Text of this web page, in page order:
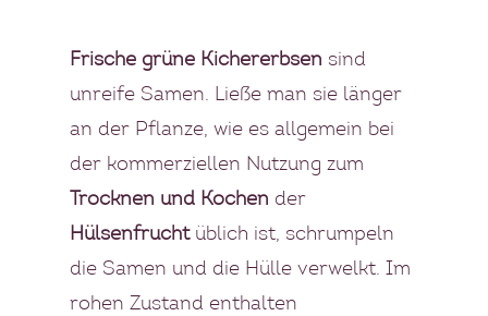
Frische grüne Kichererbsen sind
unreife Samen. Ließe man sie länger
an der Pflanze, wie es allgemein bei
der kommerziellen Nutzung zum
Trocknen und Kochen der
Hülsenfruchtüblich ist, schrumpeln
die Samen und die Hülle verwelkt. Im
rohen Zustand enthalten